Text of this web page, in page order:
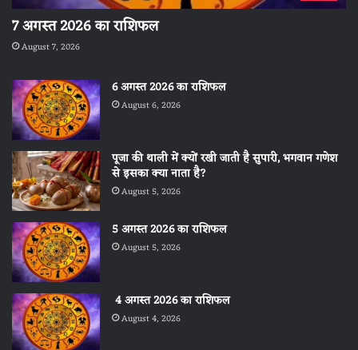
7 अगस्त 2026 का राशिफल
August 7, 2026
6 अगस्त 2026 का राशिफल
August 6, 2026
पूजा की थाली में क्यों रखी जाती है सुपारी, भगवान गणेश
से इसका क्या नाता है?
August 5, 2026
5 अगस्त 2026 का राशिफल
August 5, 2026
4 अगस्त 2026 का राशिफल
August 4, 2026